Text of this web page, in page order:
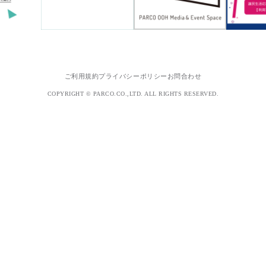
ご利用規約プライバシーポリシー お問合わせ
COPYRIGHT © PARCO.CO.,LTD. ALL RIGHTS RESERVED.